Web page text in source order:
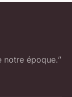
notre époque.”